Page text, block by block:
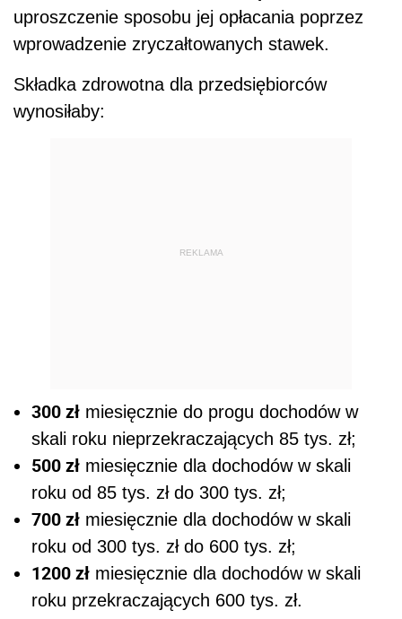
uproszczenie sposobu jej opłacania poprzez
wprowadzenie zryczałtowanych stawek.
Składka zdrowotna dla przedsiębiorców
wynosiłaby:
REKLAMA
300 zł miesięcznie do progu dochodów w
skali roku nieprzekraczających 85 tys. zł;
500 zł miesięcznie dla dochodów w skali
roku od 85 tys. zł do 300 tys. zł;
700 zł miesięcznie dla dochodów w skali
roku od 300 tys. zł do 600 tys. zł;
1200 zł miesięcznie dla dochodów w skali
roku przekraczających 600 tys. zł.